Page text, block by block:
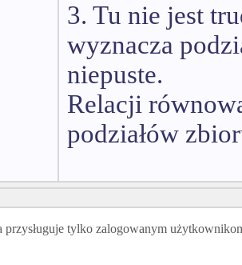
3. Tu nie jest
wyznacza
niepuste.
Relacji
podziałów
przysługuje tylko zalogowanym